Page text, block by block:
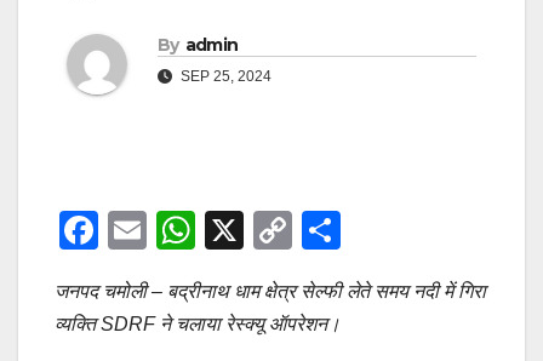
By admin
SEP 25, 2024
F
c
E
ail
W
at
X
C
o
p
h
ar
जनपद चमोली – बद्रीनाथ धाम क्षेत्र सेल्फी लेते समय नदी में गिरा
व्यक्ति SDRF ने चलाया रेस्क्यू ऑपरेशन।